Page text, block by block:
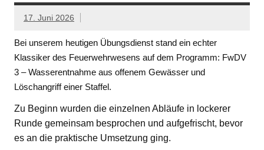
17. Juni 2026
Bei unserem heutigen Übungsdienst stand ein echter
Klassiker des Feuerwehrwesens auf dem Programm: FwDV
3 – Wasserentnahme aus offenem Gewässer und
Löschangriff einer Staffel.
Zu Beginn wurden die einzelnen Abläufe in lockerer
Runde gemeinsam besprochen und aufgefrischt, bevor
es an die praktische Umsetzung ging.